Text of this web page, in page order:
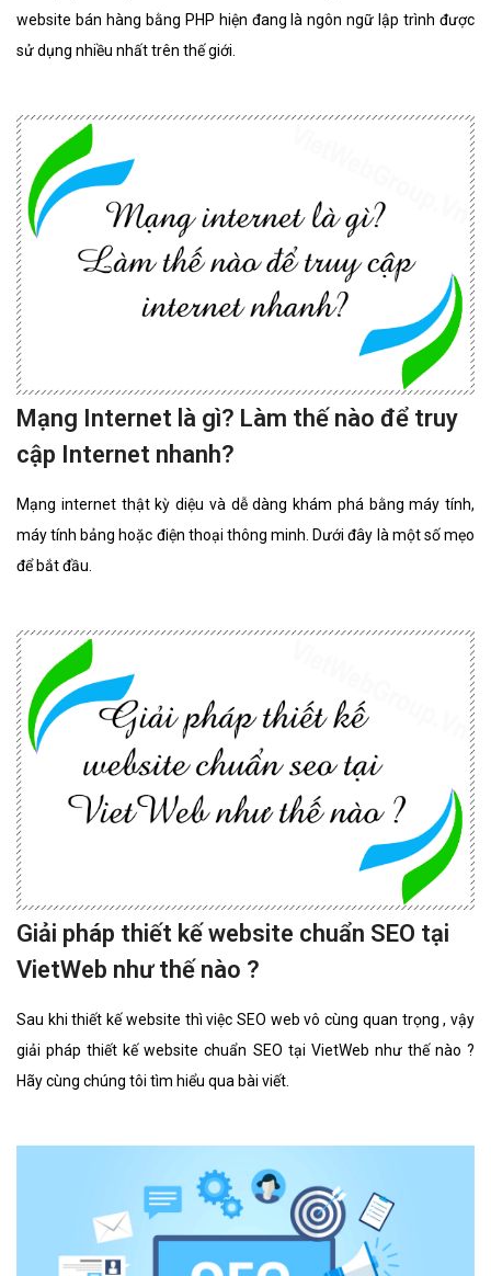
website bán hàng bằng PHP hiện đang là ngôn ngữ lập trình được
sử dụng nhiều nhất trên thế giới.
Mạng Internet là gì? Làm thế nào để truy
cập Internet nhanh?
Mạng internet thật kỳ diệu và dễ dàng khám phá bằng máy tính,
máy tính bảng hoặc điện thoại thông minh. Dưới đây là một số mẹo
để bắt đầu.
Giải pháp thiết kế website chuẩn SEO tại
VietWeb như thế nào ?
Sau khi thiết kế website thì việc SEO web vô cùng quan trọng , vậy
giải pháp thiết kế website chuẩn SEO tại VietWeb như thế nào ?
Hãy cùng chúng tôi tìm hiểu qua bài viết.